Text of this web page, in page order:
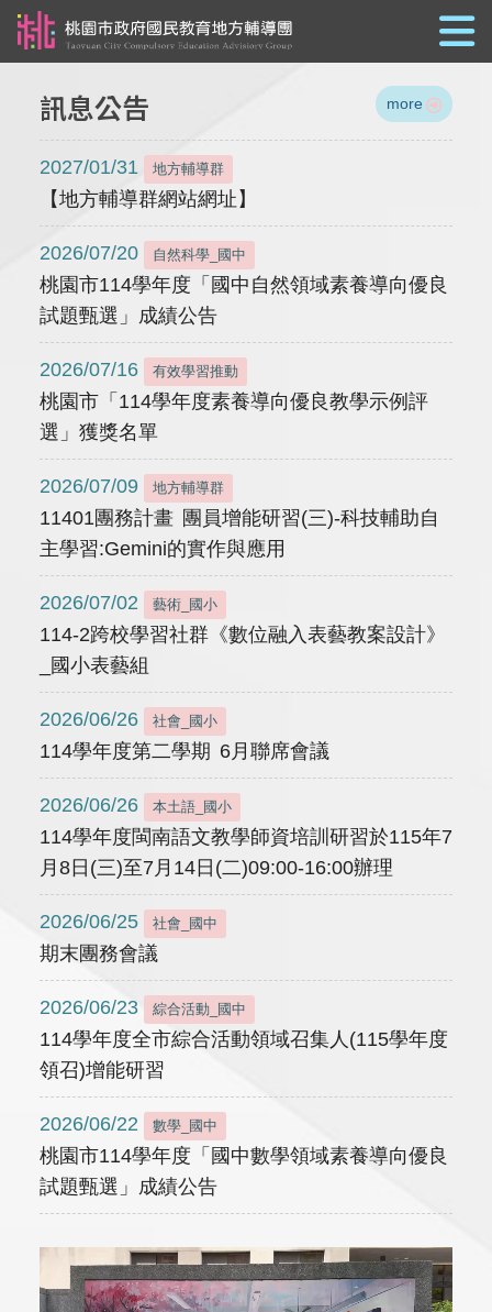
訊息公告 more
2027/01/31 地方輔導群
【地方輔導群網站網址】
2026/07/20 自然科學_國中
桃園市114學年度「國中自然領域素養導向優良
試題甄選」成績公告
2026/07/16 有效學習推動
桃園市「114學年度素養導向優良教學示例評
選」獲獎名單
2026/07/09 地方輔導群
11401團務計畫 團員增能研習(三)-科技輔助自
主學習:Gemini的實作與應用
2026/07/02 藝術_國小
114-2跨校學習社群《數位融入表藝教案設計》
_國小表藝組
2026/06/26 社會_國小
114學年度第二學期 6月聯席會議
2026/06/26 本土語_國小
114學年度閩南語文教學師資培訓研習於115年7
月8日(三)至7月14日(二)09:00-16:00辦理
2026/06/25 社會_國中
期末團務會議
2026/06/23 綜合活動_國中
114學年度全市綜合活動領域召集人(115學年度
領召)增能研習
2026/06/22 數學_國中
桃園市114學年度「國中數學領域素養導向優良
試題甄選」成績公告